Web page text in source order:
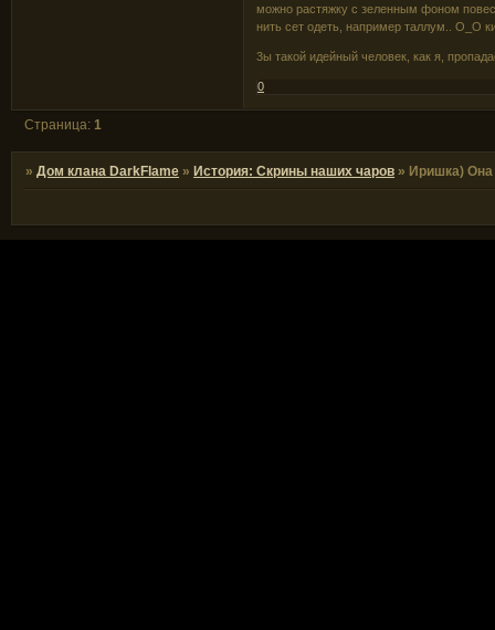
можно растяжку с зеленным фоном
нить сет одеть, например таллум.. О_О
3ы такой идейный человек, как я,
0
Страница:1
»Дом клана DarkFlame » История: Скрины наших чаров » Иришка)